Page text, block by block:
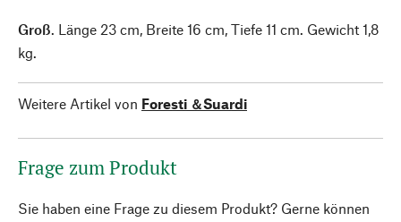
Groß. Länge 23 cm, Breite 16 cm, Tiefe 11 cm. Gewicht 1,8
kg.
Weitere Artikel von Foresti ＆Suardi
Frage zum Produkt
Sie haben eine Frage zu diesem Produkt? Gerne können